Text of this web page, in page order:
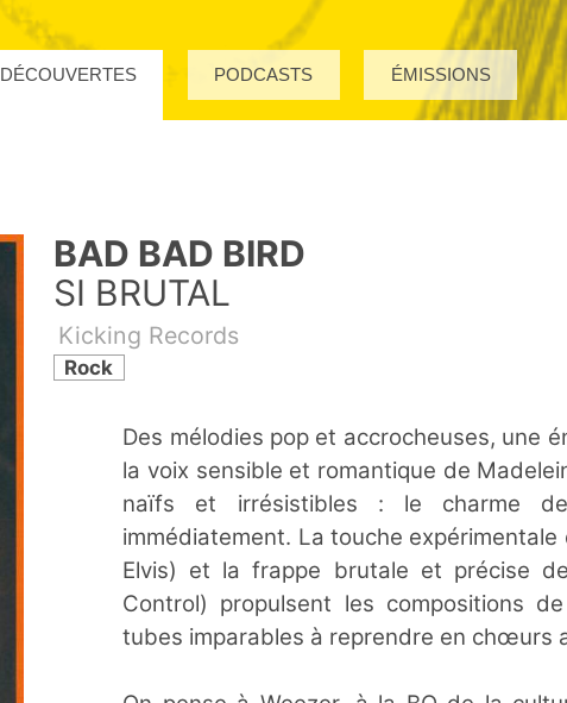
DÉCOUVERTES PODCASTS ÉMISSIONS
BAD BAD BIRD
SI BRUTAL
Kicking Records
Rock
Des mélodies pop et accrocheuses, une
la voix sensible et romantique de
naïfs et irrésistibles : le charme
immédiatement. La touche
Elvis) et la frappe brutale et précise
Control) propulsent les compositions
tubes imparables à reprendre en chœurs